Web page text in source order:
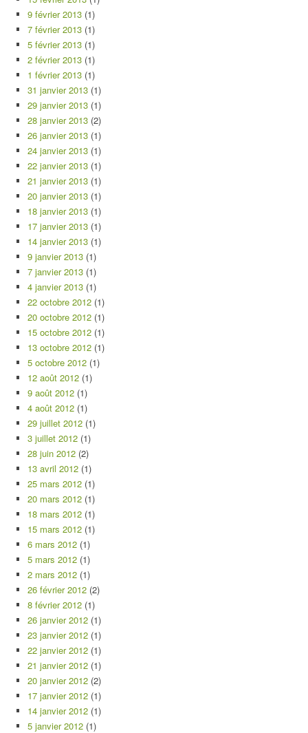
9 février 2013 (1)
7 février 2013 (1)
5 février 2013 (1)
2 février 2013 (1)
1 février 2013 (1)
31 janvier 2013 (1)
29 janvier 2013 (1)
28 janvier 2013 (2)
26 janvier 2013 (1)
24 janvier 2013 (1)
22 janvier 2013 (1)
21 janvier 2013 (1)
20 janvier 2013 (1)
18 janvier 2013 (1)
17 janvier 2013 (1)
14 janvier 2013 (1)
9 janvier 2013 (1)
7 janvier 2013 (1)
4 janvier 2013 (1)
22 octobre 2012 (1)
20 octobre 2012 (1)
15 octobre 2012 (1)
13 octobre 2012 (1)
5 octobre 2012 (1)
12 août 2012 (1)
9 août 2012 (1)
4 août 2012 (1)
29 juillet 2012 (1)
3 juillet 2012 (1)
28 juin 2012 (2)
13 avril 2012 (1)
25 mars 2012 (1)
20 mars 2012 (1)
18 mars 2012 (1)
15 mars 2012 (1)
6 mars 2012 (1)
5 mars 2012 (1)
2 mars 2012 (1)
26 février 2012 (2)
8 février 2012 (1)
26 janvier 2012 (1)
23 janvier 2012 (1)
22 janvier 2012 (1)
21 janvier 2012 (1)
20 janvier 2012 (2)
17 janvier 2012 (1)
14 janvier 2012 (1)
5 janvier 2012 (1)